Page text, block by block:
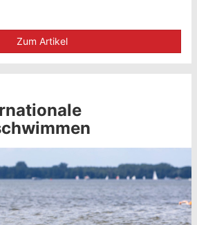
Zum Artikel